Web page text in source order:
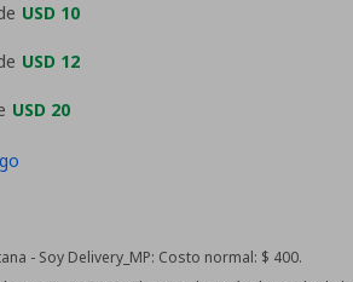
USD 20
USD 10
USD 12
- Soy Delivery_MP: Costo normal: $ 400.